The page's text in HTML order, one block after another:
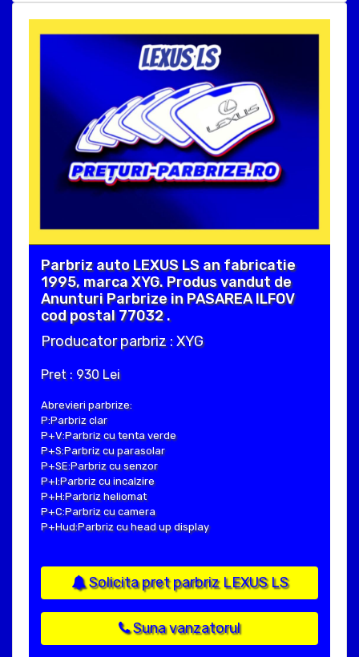
Parbriz auto LEXUS LS an fabricatie
1995, marca XYG. Produs vandut de
Anunturi Parbrize in PASAREA ILFOV
cod postal 77032 .
Producator parbriz : XYG
Pret : 930 Lei
Abrevieri parbrize:
P:Parbriz clar
P+V:Parbriz cu tenta verde
P+S:Parbriz cu parasolar
P+SE:Parbriz cu senzor
P+I:Parbriz cu incalzire
P+H:Parbriz heliomat
P+C:Parbriz cu camera
P+Hud:Parbriz cu head up display
Solicita pret parbriz LEXUS LS
Suna vanzatorul